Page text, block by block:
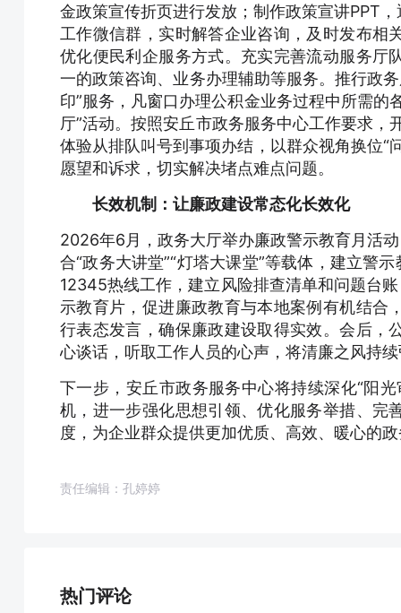
金政策宣传折页进行发放；制作政策宣讲PPT
工作微信群，实时解答企业咨询，及时发布相
优化便民利企服务方式。充实完善流动服务厅
一的政策咨询、业务办理辅助等服务。推行政
印”服务，凡窗口办理公积金业务过程中所需
厅”活动。按照安丘市政务服务中心工作要求，
体验从排队叫号到事项办结，以群众视角换位“
愿望和诉求，切实解决堵点难点问题。
长效机制：让廉政建设常态化长效化
2026年6月，政务大厅举办廉政警示教育月活
合“政务大讲堂”“灯塔大课堂”等载体，建立警
12345热线工作，建立风险排查清单和问题台
示教育片，促进廉政教育与本地案例有机结合
行表态发言，确保廉政建设取得实效。会后，
心谈话，听取工作人员的心声，将清廉之风持
下一步，安丘市政务服务中心将持续深化“阳
机，进一步强化思想引领、优化服务举措、完
度，为企业群众提供更加优质、高效、暖心的
责任编辑：孔婷婷
热门评论